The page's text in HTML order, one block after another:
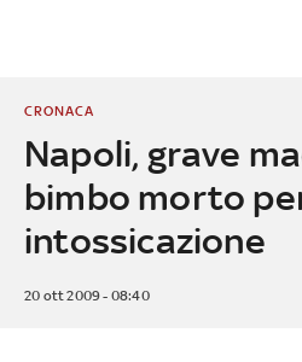
Napoli, grave
bimbo morto
intossicazione
CRONACA
20 ott 2009 - 08:40